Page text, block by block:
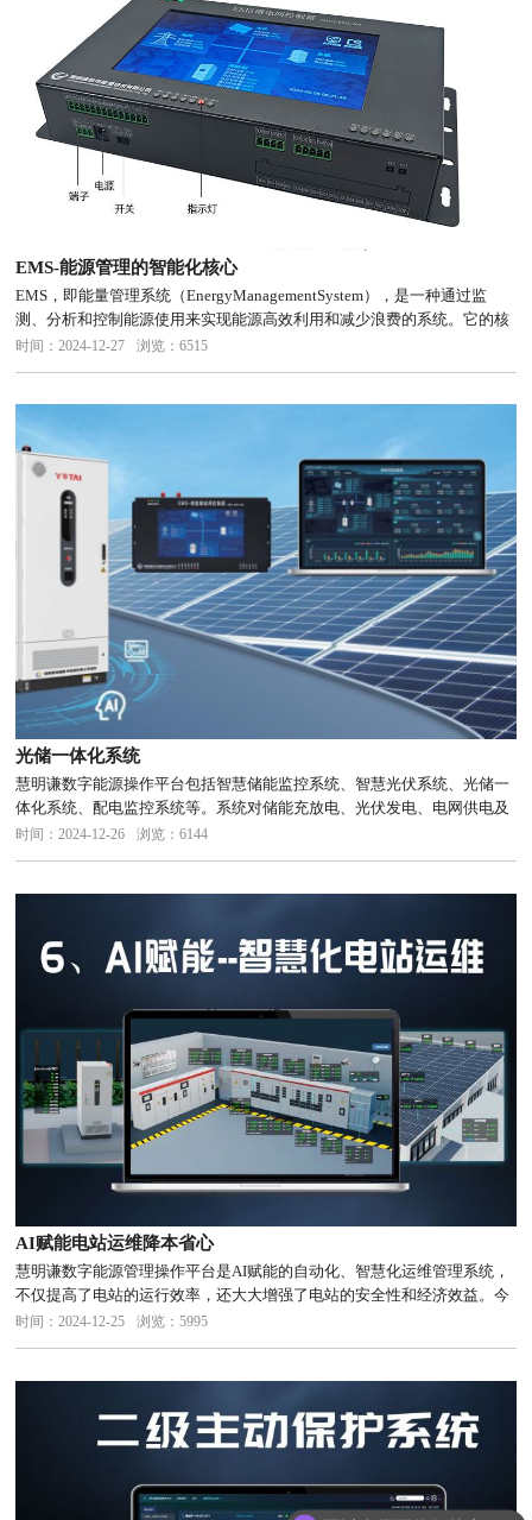
EMS-能源管理的智能化核心
EMS，即能量管理系统（EnergyManagementSystem），是一种通过监
测、分析和控制能源使用来实现能源高效利用和减少浪费的系统。它的核
心目标是降低成本、减少碳排放，并提升可持续发展的能力。EMS能量管
时间：2024-12-27 浏览：6515
光储一体化系统
慧明谦数字能源操作平台包括智慧储能监控系统、智慧光伏系统、光储一
体化系统、配电监控系统等。系统对储能充放电、光伏发电、电网供电及
负荷用电的微电网运行情况进行全过程监管。系统利用人工智能算法实现
时间：2024-12-26 浏览：6144
AI赋能电站运维降本省心
慧明谦数字能源管理操作平台是AI赋能的自动化、智慧化运维管理系统，
不仅提高了电站的运行效率，还大大增强了电站的安全性和经济效益。今
天，我们将带您一探AI如何改变电站运维的未来。实现设备的自动监控和
时间：2024-12-25 浏览：5995